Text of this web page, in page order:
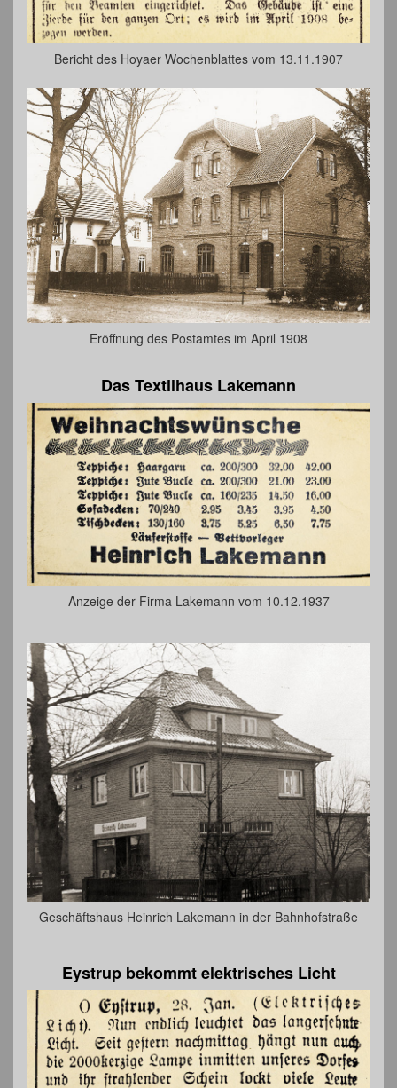
Bericht des Hoyaer Wochenblattes vom 13.11.1907
Eröffnung des Postamtes im April 1908
Das Textilhaus Lakemann
Anzeige der Firma Lakemann vom 10.12.1937
Geschäftshaus Heinrich Lakemann in der Bahnhofstraße
Eystrup bekommt elektrisches Licht